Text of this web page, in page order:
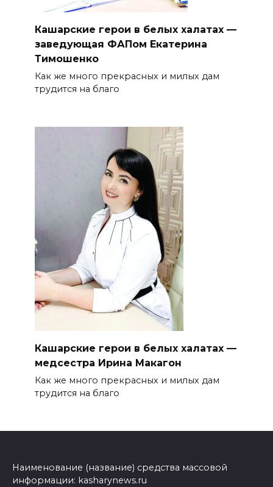
Кашарские герои в белых халатах —
заведующая ФАПом Екатерина
Тимошенко
Как же много прекрасных и милых дам
трудится на благо
Кашарские герои в белых халатах —
медсестра Ирина Макагон
Как же много прекрасных и милых дам
трудится на благо
Наименование (название) средства массовой
информации: kasharynews.ru